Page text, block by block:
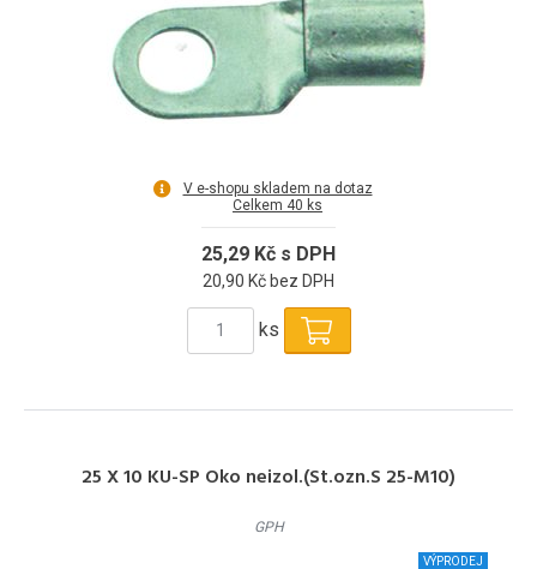
V e-shopu skladem na dotaz
Celkem 40 ks
25,29 Kč s DPH
20,90 Kč bez DPH
ks
25 X 10 KU-SP Oko neizol.(St.ozn.S 25-M10)
GPH
VÝPRODEJ